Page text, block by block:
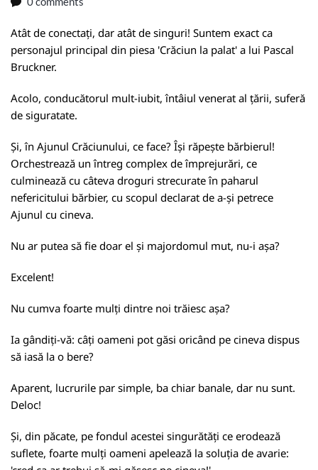
Atât de conectați, dar atât de singuri! Suntem exact ca
personajul principal din piesa 'Crăciun la palat' a lui Pascal
Bruckner.
Acolo, conducătorul mult-iubit, întâiul venerat al țării, suferă
de siguratate.
Și, în Ajunul Crăciunului, ce face? Își răpește bărbierul!
Orchestrează un întreg complex de împrejurări, ce
culminează cu câteva droguri strecurate în paharul
nefericitului bărbier, cu scopul declarat de a-și petrece
Ajunul cu cineva.
Nu ar putea să fie doar el și majordomul mut, nu-i așa?
Excelent!
Nu cumva foarte mulți dintre noi trăiesc așa?
Ia gândiți-vă: câți oameni pot găsi oricând pe cineva dispus
să iasă la o bere?
Aparent, lucrurile par simple, ba chiar banale, dar nu sunt.
Deloc!
Și, din păcate, pe fondul acestei singurătăți ce erodează
suflete, foarte mulți oameni apelează la soluția de avarie: